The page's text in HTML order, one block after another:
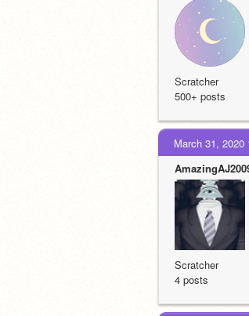
Scratcher
500+ posts
March 31, 2020
Scratcher
4 posts